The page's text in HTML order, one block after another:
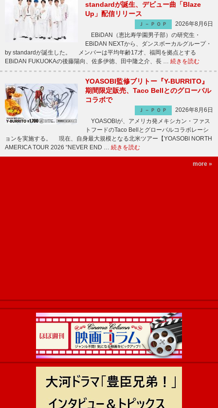
standardが誕生、デビュー曲「Blaze
Up」配信リリース
Ｊ－ＰＯＰ
2026年8月6日
EBiDAN（恵比寿学園男子部）の研究生・
EBiDAN NEXTから、ダンスボーカルグループ・
by standardが誕生した。 メンバーは平均年齢17才、福岡を拠点とする
EBiDAN FUKUOKAの後藤陽向、佐多伊徳、田中隆之介、長 … 続きを読む
YOASOBI監修ブリトー『Y-BURRITO』
期間限定販売、Taco Bellとのグローバル
コラボで
Ｊ－ＰＯＰ
2026年8月6日
YOASOBIが、アメリカ発メキシカン・ファス
トフードのTaco Bellとグローバルコラボレーシ
ョンを実施する。 現在、自身最大規模となる北米ツアー【YOASOBI NORTH
AMERICA TOUR 2026 “NEVER END … 続きを読む
more »